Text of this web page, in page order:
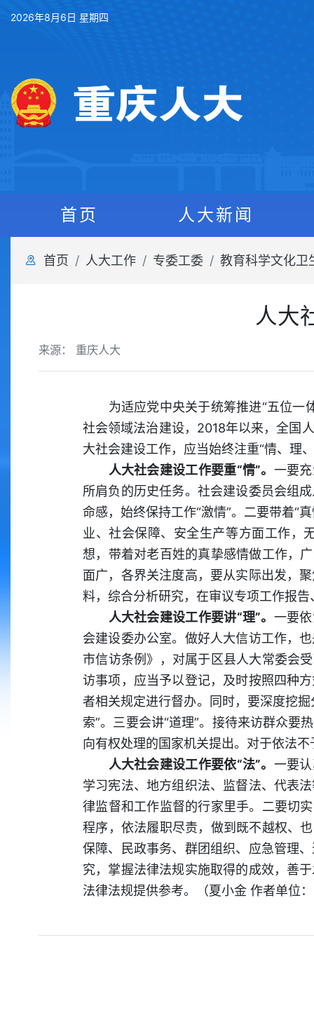
2026年8月6日 星期四
首页 人大新闻
首页 人大工作 专委工委 教育科学文化卫
人大
来源： 重庆人大
为适应党中央关于统筹推进“五位一
社会领域法治建设，2018年以来，全国
大社会建设工作，应当始终注重“情、理
人大社会建设工作要重“情”。 一要
所肩负的历史任务。社会建设委员会组
命感，始终保持工作“激情”。二要带着“
业、社会保障、安全生产等方面工作，
想，带着对老百姓的真挚感情做工作，
面广，各界关注度高，要从实际出发，
料，综合分析研究，在审议专项工作报
人大社会建设工作要讲“理”。 一要
会建设委办公室。做好人大信访工作，
市信访条例》，对属于区县人大常委会
访事项，应当予以登记，及时按照四种
者相关规定进行督办。同时，要深度挖
索”。三要会讲“道理”。接待来访群众要
向有权处理的国家机关提出。对于依法
人大社会建设工作要依“法”。 一要
学习宪法、地方组织法、监督法、代表
律监督和工作监督的行家里手。二要切
程序，依法履职尽责，做到既不越权、
保障、民政事务、群团组织、应急管理
究，掌握法律法规实施取得的成效，善
法律法规提供参考。（夏小金 作者单位